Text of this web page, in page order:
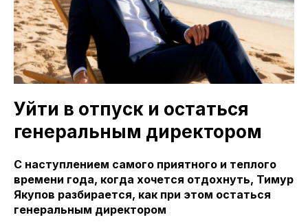
Уйти в отпуск и остаться
генеральным директором
С наступлением самого приятного и теплого
времени года, когда хочется отдохнуть, Тимур
Якупов разбирается, как при этом остаться
генеральным директором